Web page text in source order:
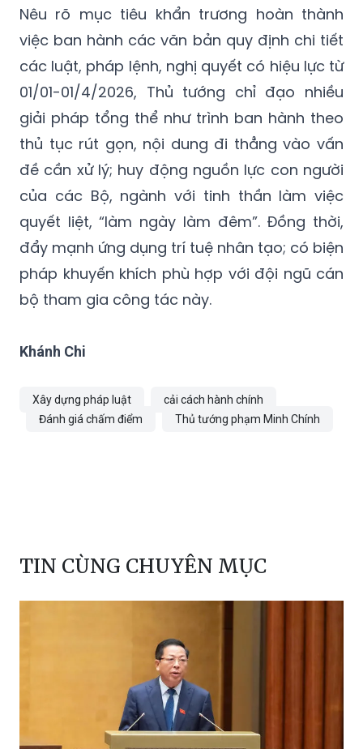
Nêu rõ mục tiêu khẩn trương hoàn thành
việc ban hành các văn bản quy định chi tiết
các luật, pháp lệnh, nghị quyết có hiệu lực từ
01/01-01/4/2026, Thủ tướng chỉ đạo nhiều
giải pháp tổng thể như trình ban hành theo
thủ tục rút gọn, nội dung đi thẳng vào vấn
đề cần xử lý; huy động nguồn lực con người
của các Bộ, ngành với tinh thần làm việc
quyết liệt, “làm ngày làm đêm”. Đồng thời,
đẩy mạnh ứng dụng trí tuệ nhân tạo; có biện
pháp khuyến khích phù hợp với đội ngũ cán
bộ tham gia công tác này.
Khánh Chi
Xây dựng pháp luật
cải cách hành chính
Đánh giá chấm điểm
Thủ tướng phạm Minh Chính
TIN CÙNG CHUYÊN MỤC